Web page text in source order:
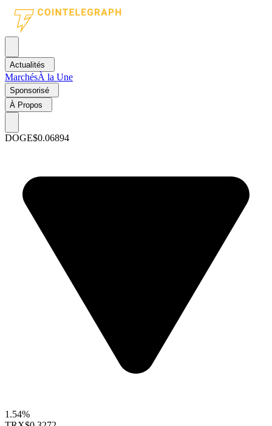
Actualités
MarchésÀ la Une
Sponsorisé
À Propos
DOGE$0.06894
1.54%